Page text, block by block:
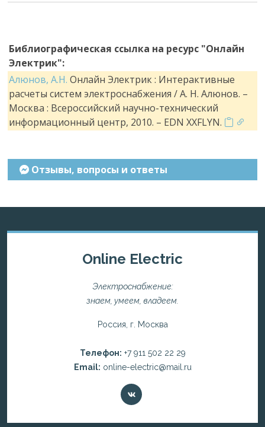
Библиографическая ссылка на ресурс "Онлайн
Электрик":
Алюнов, А.Н. Онлайн Электрик : Интерактивные
расчеты систем электроснабжения / А. Н. Алюнов. –
Москва : Всероссийский научно-технический
информационный центр, 2010. – EDN XXFLYN.
Отзывы, вопросы и ответы
Online Electric
Электроснабжение:
знаем, умеем, владеем.
Россия, г. Москва
Телефон: +7 911 502 22 29
Email: online-electric@mail.ru